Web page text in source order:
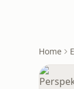
Home